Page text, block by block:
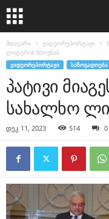
მთავარი ვიდეორეპორტაჟი
ლიდერის ხსოვნას
ᲕᲘᲓᲔᲝᲠᲔᲞᲝᲠᲢᲐᲟᲘ ᲡᲐᲖᲝᲒᲐᲓᲝᲔᲑᲐ
პატივი
სახალხო
დეკ 11, 2023 514 0